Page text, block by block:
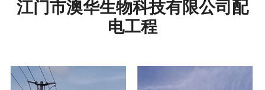
江门市澳华生物科技有限公司配
电工程